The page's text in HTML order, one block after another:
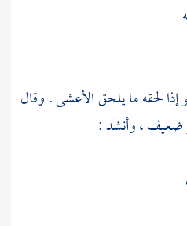
لحقه ما يلحقالأعشى. وقال
ضعيف ، وأنشد :